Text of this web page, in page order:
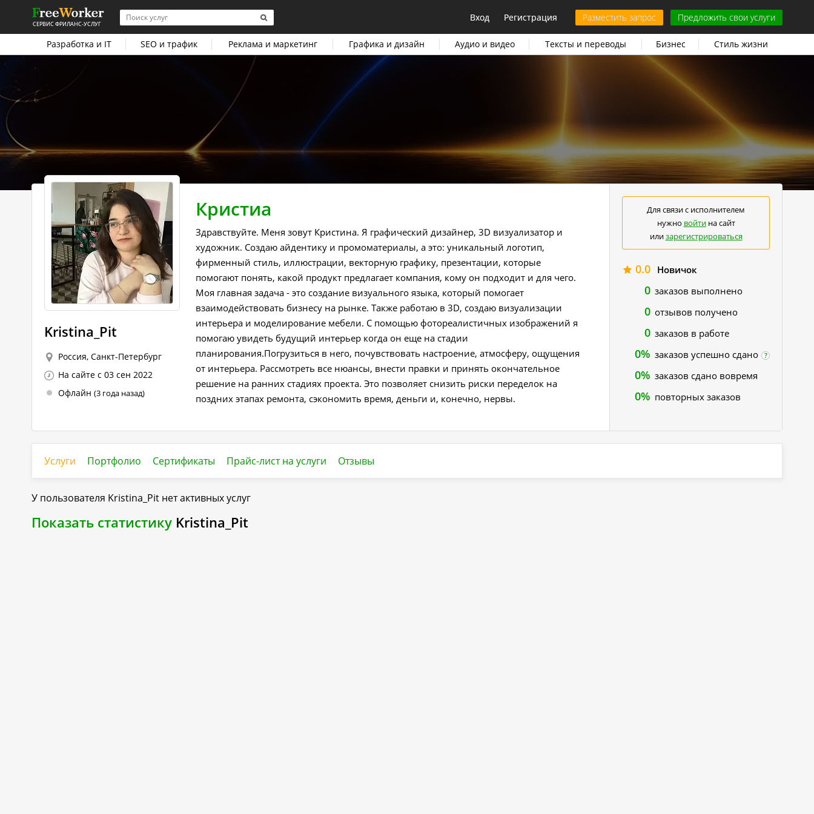
СЕРВИС ФРИЛАНС-УСЛУГ
Вход Регистрация Разместить запрос Предложить свои услуги
Разработка и IT SEO и трафик Реклама и маркетинг Графика и дизайн Аудио и видео Тексты и переводы Бизнес Стиль жизни
Kristina_Pit
Россия, Санкт-Петербург
На сайте с 03 сен 2022
Офлайн (3 года назад)
Кристиа
Здравствуйте. Меня зовут Кристина. Я графический дизайнер, 3D визуализатор и
художник. Создаю айдентику и промоматериалы, а это: уникальный логотип,
фирменный стиль, иллюстрации, векторную графику, презентации, которые
помогают понять, какой продукт предлагает компания, кому он подходит и для чего.
Моя главная задача - это создание визуального языка, который помогает
взаимодействовать бизнесу на рынке. Также работаю в 3D, создаю визуализации
интерьера и моделирование мебели. С помощью фотореалистичных изображений я
помогаю увидеть будущий интерьер когда он еще на стадии
планирования.Погрузиться в него, почувствовать настроение, атмосферу, ощущения
от интерьера. Рассмотреть все нюансы, внести правки и принять окончательное
решение на ранних стадиях проекта. Это позволяет снизить риски переделок на
поздних этапах ремонта, сэкономить время, деньги и, конечно, нервы.
Для связи с исполнителем
нужно войтина сайт
илизарегистрироваться
0.0 Новичок
0 заказов выполнено
0 отзывов получено
0 заказов в работе
0% заказов успешно сдано ?
0% заказов сдано вовремя
0% повторных заказов
Услуги Портфолио Сертификаты Прайс-лист на услуги Отзывы
У пользователя Kristina_Pit нет активных услуг
Показать статистику Kristina_Pit